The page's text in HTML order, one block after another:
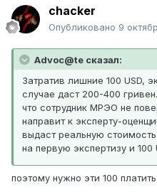
chacker
Опубликовано 9
Advoc@te сказал:
Затратив лишние 100 USD,
случае даст 200-400
что сотрудник МРЭО не
направит к эксперту-
выдаст реальную
на первую экспертизу и 100
поэтому нужно эти 100